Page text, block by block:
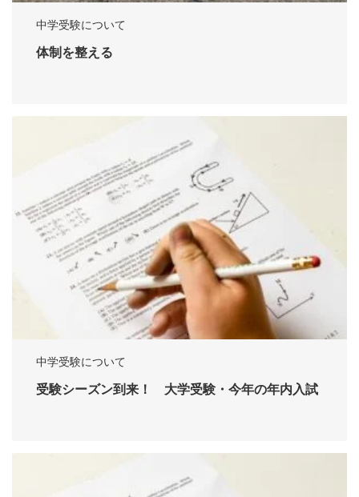
中学受験について
体制を整える
中学受験について
受験シーズン到来！ 大学受験・今年の年内入試